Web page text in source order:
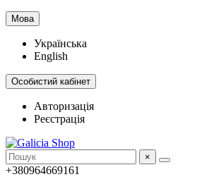
Мова
Українська
English
Особистий кабінет
Авторизація
Реєстрація
×
+380964669161